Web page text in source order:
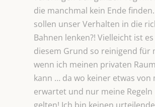
die manchmal kein Ende finden.
sollen unser Verhalten in die
Bahnen lenken?! Vielleicht ist
diesem Grund so reinigend für
wenn ich meinen privaten
kann … da wo keiner etwas von
erwartet und nur meine Regeln